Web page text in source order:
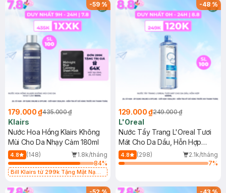
-59%
179.000 ₫435.000 ₫
Klairs
Nước Hoa Hồng Klairs Không
Mùi Cho Da Nhạy Cảm 180ml
4.8 (148)
1.8k/tháng
84%
Bill Klairs từ 299k Tặng Mặt Nạ
25ml (SL Có Hạn)
-48%
129.000 ₫249.000 ₫
L'Oreal
Nước Tẩy Trang L'Oreal Tươi
Mát Cho Da Dầu, Hỗn Hợp
400ml
4.8 (298)
2.1k/tháng
7%